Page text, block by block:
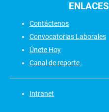
ENLACES
Contáctenos
Convocatorias Laborales
Únete Hoy
Canal de reporte
Intranet